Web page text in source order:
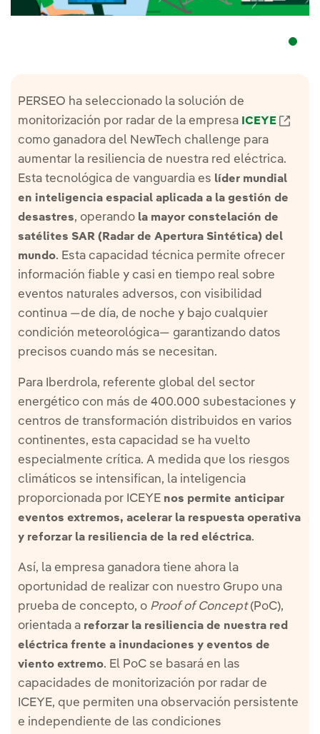
PERSEO ha seleccionado la solución de
monitorización por radar de la empresa ICEYE
como ganadora del NewTech challenge para
aumentar la resiliencia de nuestra red eléctrica.
Esta tecnológica de vanguardia es líder mundial
en inteligencia espacial aplicada a la gestión de
desastres, operando la mayor constelación de
satélites SAR (Radar de Apertura Sintética) del
mundo. Esta capacidad técnica permite ofrecer
información fiable y casi en tiempo real sobre
eventos naturales adversos, con visibilidad
continua —de día, de noche y bajo cualquier
condición meteorológica— garantizando datos
precisos cuando más se necesitan.
Para Iberdrola, referente global del sector
energético con más de 400.000 subestaciones y
centros de transformación distribuidos en varios
continentes, esta capacidad se ha vuelto
especialmente crítica. A medida que los riesgos
climáticos se intensifican, la inteligencia
proporcionada por ICEYE nos permite anticipar
eventos extremos, acelerar la respuesta operativa
y reforzar la resiliencia de la red eléctrica.
Así, la empresa ganadora tiene ahora la
oportunidad de realizar con nuestro Grupo una
prueba de concepto, o Proof of Concept(PoC),
orientada a reforzar la resiliencia de nuestra red
eléctrica frente a inundaciones y eventos de
viento extremo. El PoC se basará en las
capacidades de monitorización por radar de
ICEYE, que permiten una observación persistente
e independiente de las condiciones